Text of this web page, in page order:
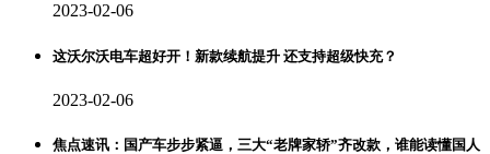
2023-02-06
这沃尔沃电车超好开！新款续航提升 还支持超级快充？
2023-02-06
焦点速讯：国产车步步紧逼，三大“老牌家轿”齐改款，谁能读懂国人